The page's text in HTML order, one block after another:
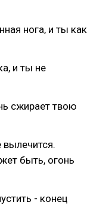
нога, и ты как
и ты не
сжирает твою
вылечится.
быть, огонь
- конец